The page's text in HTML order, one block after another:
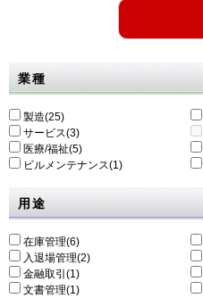
業種
製造(25)
サービス(3)
医療/福祉(5)
ビルメンテナンス(1)
用途
在庫管理(6)
入退場管理(2)
金融取引(1)
文書管理(1)